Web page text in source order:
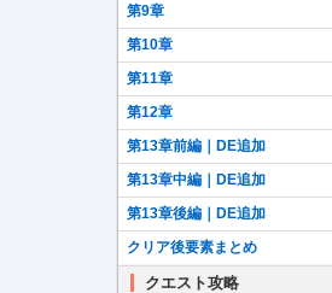
第9章
第10章
第11章
第12章
第13章前編｜DE追加
第13章中編｜DE追加
第13章後編｜DE追加
クリア後要素まとめ
クエスト攻略